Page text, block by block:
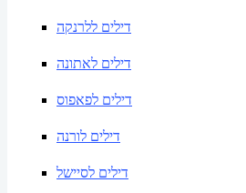
דילים ללרנקה
דילים לאתונה
דילים לפאפוס
דילים לורנה
דילים לסיישל